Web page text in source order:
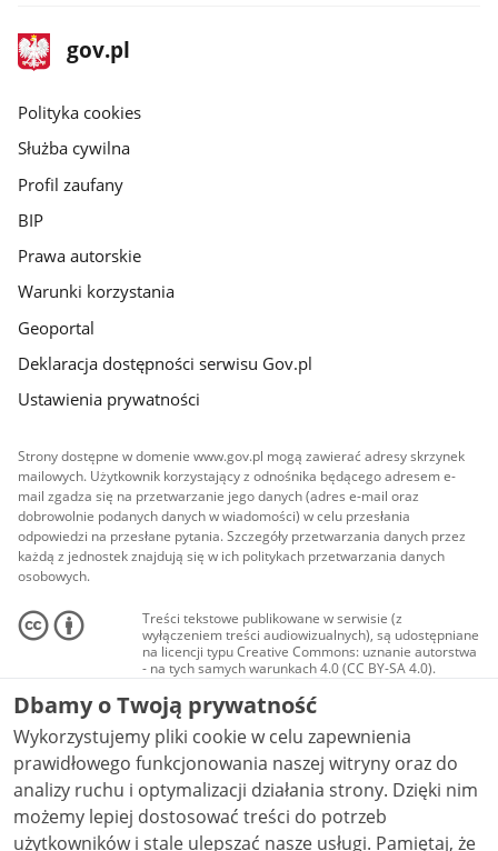
stopka
gov.pl
Strona
gov.pl
gov.pl
Polityka cookies
Służba cywilna
Profil zaufany
BIP
Prawa autorskie
Warunki korzystania
Geoportal
Deklaracja dostępności serwisu Gov.pl
Ustawienia prywatności
Strony dostępne w domenie www.gov.pl mogą zawierać adresy skrzynek
mailowych. Użytkownik korzystający z odnośnika będącego adresem e-
mail zgadza się na przetwarzanie jego danych (adres e-mail oraz
dobrowolnie podanych danych w wiadomości) w celu przesłania
odpowiedzi na przesłane pytania. Szczegóły przetwarzania danych przez
każdą z jednostek znajdują się w ich politykach przetwarzania danych
osobowych.
Treści tekstowe publikowane w serwisie (z
wyłączeniem treści audiowizualnych), są udostępniane
na licencji typu Creative Commons: uznanie autorstwa
- na tych samych warunkach 4.0 (CC BY-SA 4.0).
Materiały audiowizualne, w tym zdjęcia, materiały
audio i wideo, są udostępniane na licencji typu
Creative Commons: uznanie autorstwa użycie
niekomercyjne - bez utworów zależnych 4.0 (CC BY-
NC-ND 4.0), o ile nie jest to stwierdzone inaczej.
Dbamy o Twoją prywatność
Wykorzystujemy pliki cookie w celu zapewnienia
prawidłowego funkcjonowania naszej witryny oraz do
analizy ruchu i optymalizacji działania strony. Dzięki nim
możemy lepiej dostosować treści do potrzeb
użytkowników i stale ulepszać nasze usługi. Pamiętaj, że